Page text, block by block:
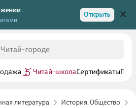
Открыть
Читай-школаСертификаты
литература История. Общество